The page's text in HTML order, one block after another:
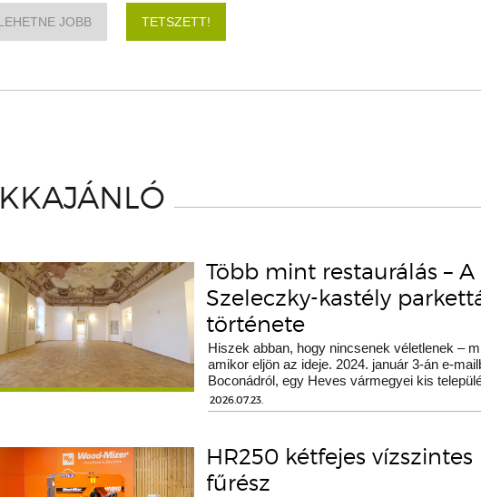
JOBB TETSZETT!
Több mint restaurálás –
Szeleczky-kastély
története
Hiszek abban, hogy nincsenek véletlenek –
amikor eljön az ideje. 2024. január 3-án e-
Boconádról, egy Heves vármegyei kis
2026.07.23.
HR250 kétfejes
fűrész